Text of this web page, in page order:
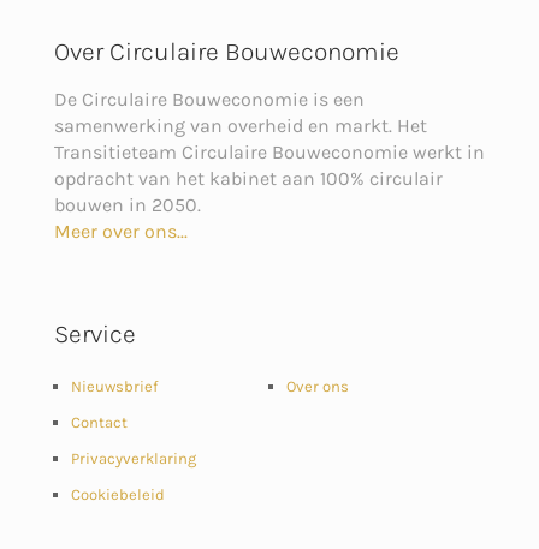
Over Circulaire Bouweconomie
De Circulaire Bouweconomie is een
samenwerking van overheid en markt. Het
Transitieteam Circulaire Bouweconomie werkt in
opdracht van het kabinet aan 100% circulair
bouwen in 2050.
Meer over ons...
Service
Nieuwsbrief
Contact
Privacyverklaring
Cookiebeleid
Over ons